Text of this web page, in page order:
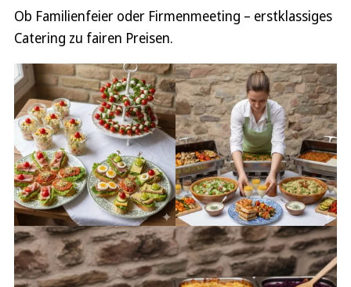
Ob Familienfeier oder Firmenmeeting – erstklassiges
Catering zu fairen Preisen.